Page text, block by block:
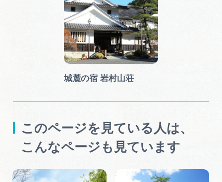
城麓の宿 岩村山荘
このページを見ている人は、
こんなページも見ています